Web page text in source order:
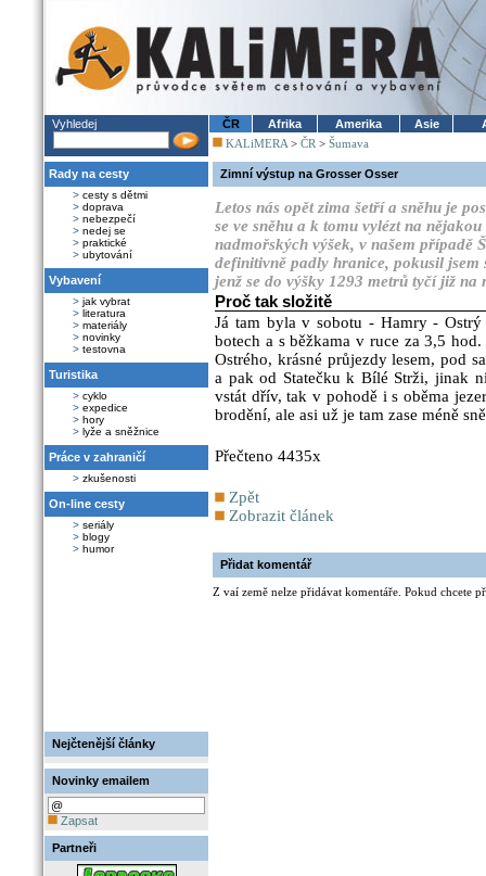
Vyhledej
Rady na cesty
> cesty s dětmi
> doprava
> nebezpečí
> nedej se
> praktické
> ubytování
Vybavení
> jak vybrat
> literatura
> materiály
> novinky
> testovna
Turistika
> cyklo
> expedice
> hory
> lyže a sněžnice
Práce v zahraničí
> zkušenosti
On-line cesty
> seriály
> blogy
> humor
Nejčtenější články
Novinky emailem
Zapsat
Partneři
ČR Afrika Amerika Asie
KALiMERA > ČR > Šumava
Zimní výstup na Grosser Osser
Letos nás opět zima šetří a sněhu je
se ve sněhu a k tomu vylézt na
nadmořských výšek, v našem případě
definitivně padly hranice, pokusil jsem
jenž se do výšky 1293 metrů tyčí již na
Proč tak složitě
Já tam byla v sobotu - Hamry -
botech a s běžkama v ruce za 3,5
Ostrého, krásné průjezdy lesem, pod
a pak od Statečku k Bílé Strži, jinak
vstát dřív, tak v pohodě i s oběma
brodění, ale asi už je tam zase méně
Přečteno 4435x
Zpět
Zobrazit článek
Přidat komentář
Z vaí země nelze přidávat komentáře. Pokud chcete